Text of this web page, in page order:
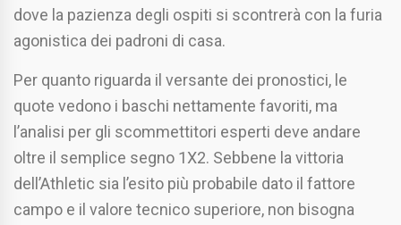
dove la pazienza degli ospiti si scontrerà con la furia
agonistica dei padroni di casa.
Per quanto riguarda il versante dei pronostici, le
quote vedono i baschi nettamente favoriti, ma
l’analisi per gli scommettitori esperti deve andare
oltre il semplice segno 1X2. Sebbene la vittoria
dell’Athletic sia l’esito più probabile dato il fattore
campo e il valore tecnico superiore, non bisogna